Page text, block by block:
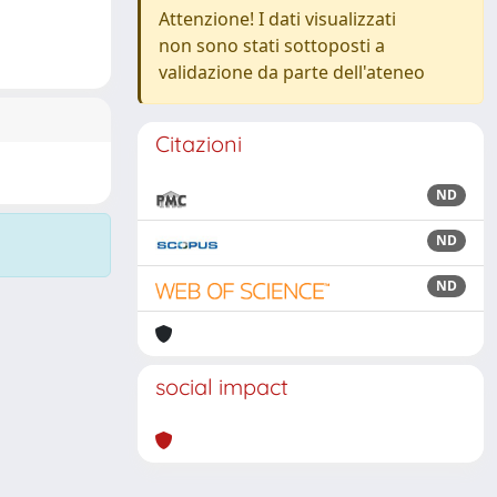
Attenzione! I dati visualizzati
non sono stati sottoposti a
validazione da parte dell'ateneo
Citazioni
ND
ND
ND
social impact